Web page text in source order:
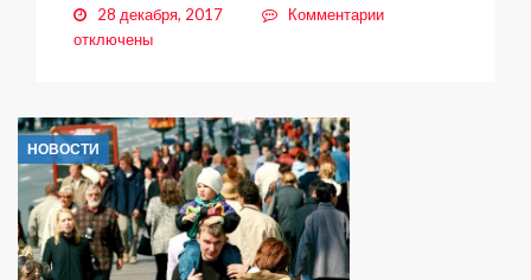
28 декабря, 2017 Комментариик
отключены
НОВОСТИ